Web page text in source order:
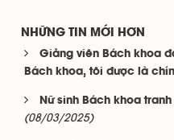
NHỮNG TIN MỚI HƠN
Giảng viên Bách khoa
Bách khoa, tôi được là
Nữ sinh Bách khoa
(08/03/2025)